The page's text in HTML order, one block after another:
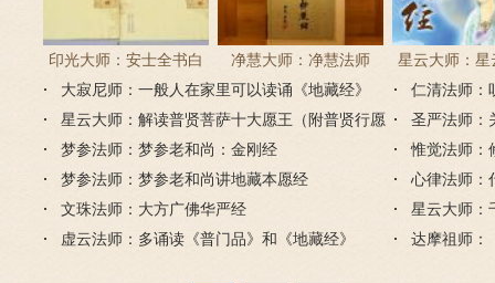
印光大师：安士全书白
话解
净慧大师：净慧法师
《楞严经》浅译
星云大师：星
《心经
大寂尼师：一般人在家里可以读诵《地藏经》
吗？
仁清法师：
星云大师：解读普贤菩萨十大愿王（附普贤行愿
品全文）
圣严法师：
梦参法师：梦参老和尚：金刚经
惟觉法师：
梦参法师：梦参老和尚讲地藏本愿经
心律法师：
文珠法师：大方广佛华严经
星云大师：
虚云法师：多诵读《普门品》和《地藏经》
达摩祖师：